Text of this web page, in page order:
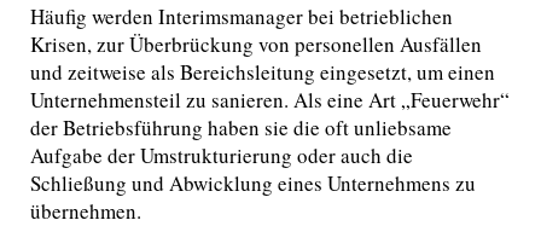
Häufig werden Interimsmanager bei betrieblichen
Krisen, zur Überbrückung von personellen Ausfällen
und zeitweise als Bereichsleitung eingesetzt, um einen
Unternehmensteil zu sanieren. Als eine Art „Feuerwehr“
der Betriebsführung haben sie die oft unliebsame
Aufgabe der Umstrukturierung oder auch die
Schließung und Abwicklung eines Unternehmens zu
übernehmen.